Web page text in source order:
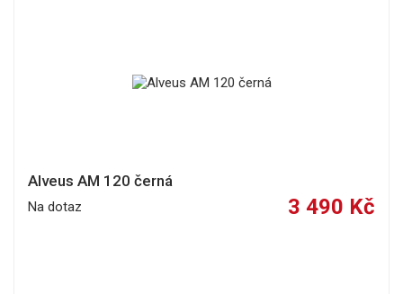
Alveus AM 120 černá
Na dotaz 3 490 Kč